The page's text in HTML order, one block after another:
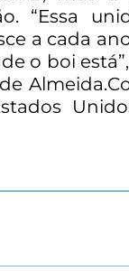
“Essa
a cada
o boi